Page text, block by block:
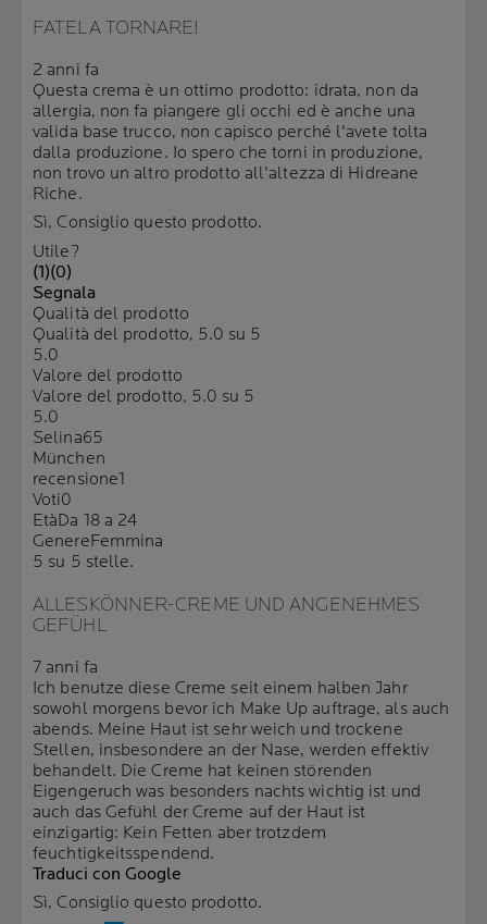
FATELA TORNARE!
2 anni fa
Questa crema è un ottimo prodotto: idrata, non da
allergia, non fa piangere gli occhi ed è anche una
valida base trucco, non capisco perché l'avete tolta
dalla produzione. Io spero che torni in produzione,
non trovo un altro prodotto all'altezza di Hidreane
Riche.
Sì, Consiglio questo prodotto.
Utile?
(1)(0)
Segnala
Qualità del prodotto
Qualità del prodotto, 5.0 su 5
5.0
Valore del prodotto
Valore del prodotto, 5.0 su 5
5.0
Selina65
München
recensione1
Voti0
EtàDa 18 a 24
GenereFemmina
5 su 5 stelle.
ALLESKÖNNER-CREME UND ANGENEHMES
GEFÜHL
7 anni fa
Ich benutze diese Creme seit einem halben Jahr
sowohl morgens bevor ich Make Up auftrage, als auch
abends. Meine Haut ist sehr weich und trockene
Stellen, insbesondere an der Nase, werden effektiv
behandelt. Die Creme hat keinen störenden
Eigengeruch was besonders nachts wichtig ist und
auch das Gefühl der Creme auf der Haut ist
einzigartig: Kein Fetten aber trotzdem
feuchtigkeitsspendend.
Traduci con Google
Sì, Consiglio questo prodotto.